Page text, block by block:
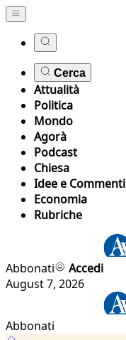
Cerca
Attualità
Politica
Mondo
Agorà
Podcast
Chiesa
Idee e Commenti
Economia
Rubriche
Abbonati
Accedi
August 7, 2026
Abbonati